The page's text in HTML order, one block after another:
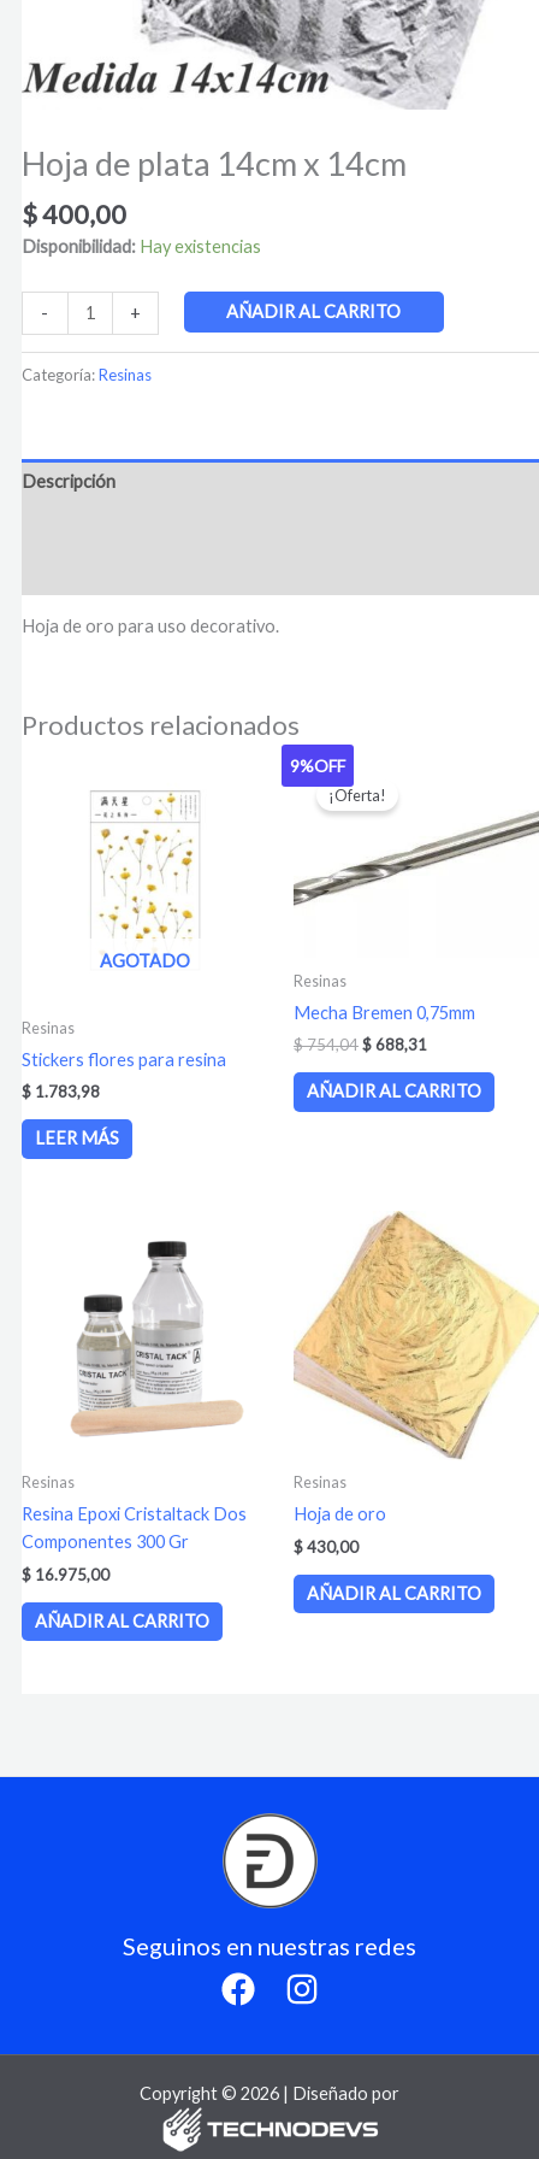
Hoja de plata 14cm x 14cm
$400,00
Disponibilidad: Hay existencias
- + AÑADIR AL CARRITO
Categoría:Resinas
Descripción
Hoja de oro para uso decorativo.
Productos relacionados
AGOTADO
Resinas
Stickers flores para resina
$1.783,98
LEER MÁS
9%OFF
¡Oferta!
Resinas
Mecha Bremen 0,75mm
$754,04
precio
original
$ 754,04.
$688,31
$ 688,31.
AÑADIR AL CARRITO
Resinas
Resina Epoxi Cristaltack Dos
Componentes 300 Gr
$16.975,00
AÑADIR AL CARRITO
Resinas
Hoja de oro
$430,00
AÑADIR AL CARRITO
Seguinos en nuestras redes
Copyright © 2026 | Diseñado por